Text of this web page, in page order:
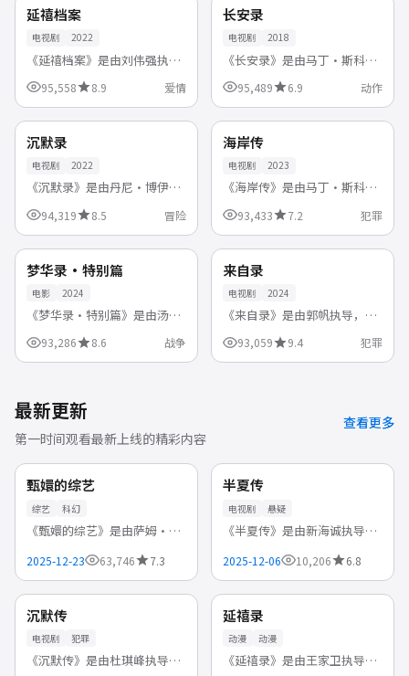
力，治...
剥茧追...
中国
延禧档案
电视剧 2022
《延禧档案》是由刘伟强执
等领衔主演的中国香港高清电
视剧，2022-01-22首播。一段
次次...
95,558 8.9 爱情
美国
长安录
电视剧 2018
《长安录》是由马丁·斯科塞
昂纳多、小罗伯特·唐尼 等领
衔主演的美国高清电视剧，
胜强...
95,489 6.9 动作
英国
53:02
沉默录
电视剧 2022
《沉默录》是由丹尼·博伊尔
艾玛·沃森领衔主演的英国高
清电视剧，2022-11-25首播。
建立...
94,319 8.5 冒险
美国
54:56
海岸传
电视剧 2023
《海岸传》是由马丁·斯科塞
昂纳多、汤姆·汉克斯领衔主
演的美国高清电视剧，2023-
逼，正...
93,433 7.2 犯罪
英国
99:01
梦华录·特别篇
电影 2024
《梦华录·特别篇》是由汤姆
本尼迪克特·康伯巴奇、丹尼
尔·雷德克里夫 等领衔主演的
还...
93,286 8.6 战争
中国
46:42
来自录
电视剧 2024
《来自录》是由郭帆执导，黄
的中国大陆高清电视剧，
2024-02-17首播。警匪对决步
93,059 9.4 犯罪
最新更新
第一时间观看最新上线的精彩内容
查看更多
英国
杜比
甄嬛的综艺
综艺 科幻
《甄嬛的综艺》是由萨姆·门
·奈特莉、本尼迪克特·康伯
巴奇 等领衔主演的英国综艺，
2025-12-23首播。近未来背景
下...
2025-12-23 63,746 7.3
日本
半夏传
电视剧 悬疑
《半夏传》是由新海诚执导，
领衔主演的日本高清电视剧，
2025-12-06首播。每个角色都
似真似假，观众需要在细节中
寻找...
2025-12-06 10,206 6.8
中国
高清
沉默传
电视剧 犯罪
《沉默传》是由杜琪峰执导，
中国
连载中
延禧录
动漫 动漫
《延禧录》是由王家卫执导，